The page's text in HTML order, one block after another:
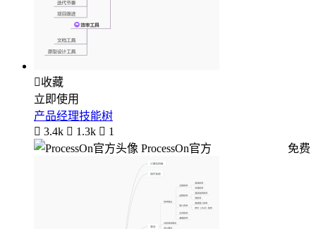
收藏
立即使用
产品经理技能树
 3.4k  1.3k  1
ProcessOn官方
免费